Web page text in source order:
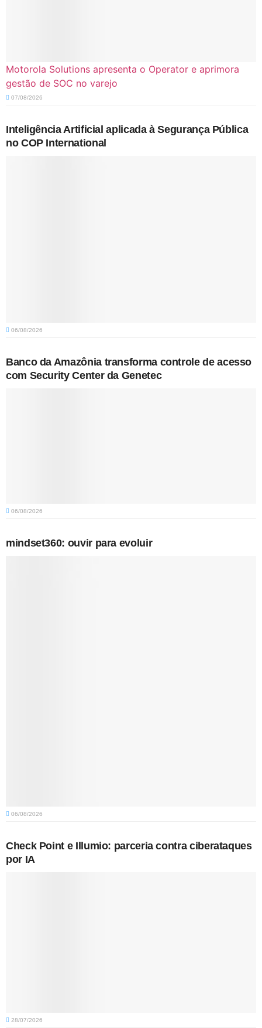
Motorola Solutions apresenta o Operator e aprimora
gestão de SOC no varejo
07/08/2026
Inteligência Artificial aplicada à Segurança Pública
no COP International
06/08/2026
Banco da Amazônia transforma controle de acesso
com Security Center da Genetec
06/08/2026
mindset360: ouvir para evoluir
06/08/2026
Check Point e Illumio: parceria contra ciberataques
por IA
28/07/2026